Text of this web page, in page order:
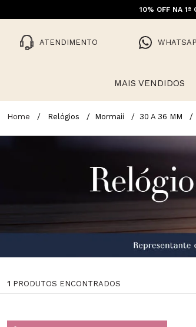
10% OFF NA 1ª
ATENDIMENTO
MAIS VENDIDOS
Relógios Mormaii 30 A 36 MM
1 PRODUTOS ENCONTRADOS